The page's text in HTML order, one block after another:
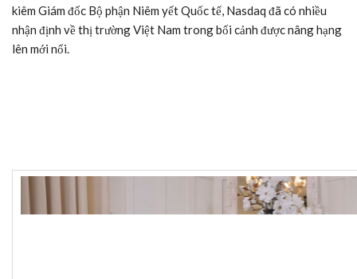
kiêm Giám đốc Bộ phận Niêm yết Quốc tế, Nasdaq đã có nhiều
nhận định về thị trường Việt Nam trong bối cảnh được nâng hạng
lên mới nổi.